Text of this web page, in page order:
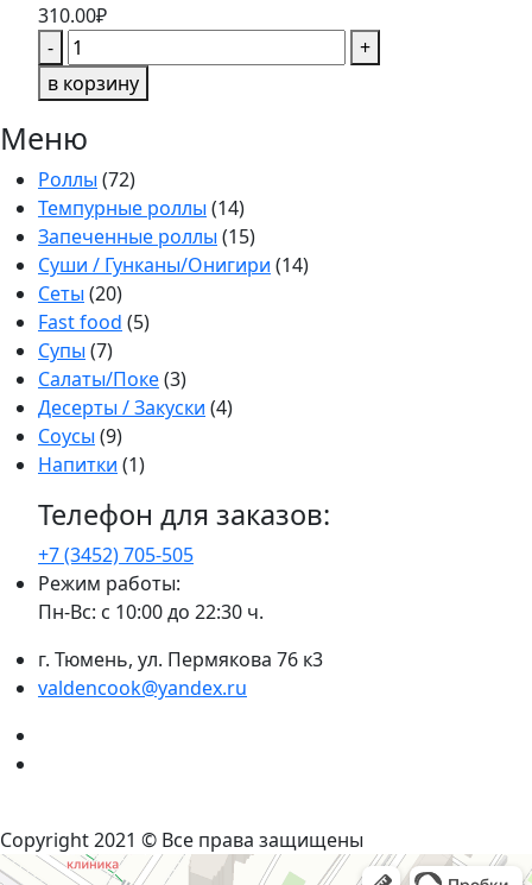
310.00₽
-
Количество
товара
Ролл
с
креветкой
+
в корзину
Меню
Роллы (72)
Темпурные роллы (14)
Запеченные роллы (15)
Суши / Гунканы/Онигири (14)
Сеты (20)
Fast food (5)
Супы (7)
Салаты/Поке(3)
Десерты / Закуски (4)
Соусы (9)
Напитки (1)
Телефон для заказов:
+7 (3452)705-505
Режим работы:
Пн-Вс: с 10:00 до 22:30 ч.
г. Тюмень, ул. Пермякова 76 к3
valdencook@yandex.ru
Copyright 2021 © Все права защищены